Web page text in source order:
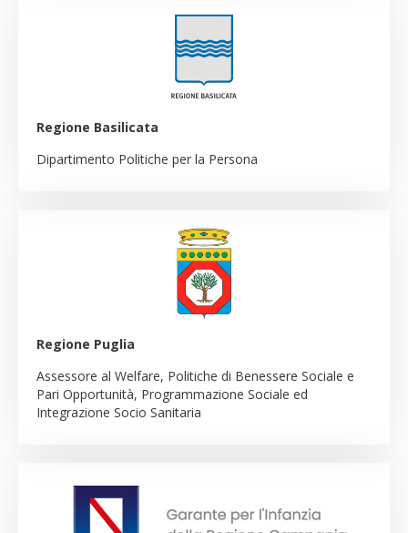
Regione Basilicata
Dipartimento Politiche per la Persona
Regione Puglia
Assessore al Welfare, Politiche di Benessere Sociale e
Pari Opportunità, Programmazione Sociale ed
Integrazione Socio Sanitaria